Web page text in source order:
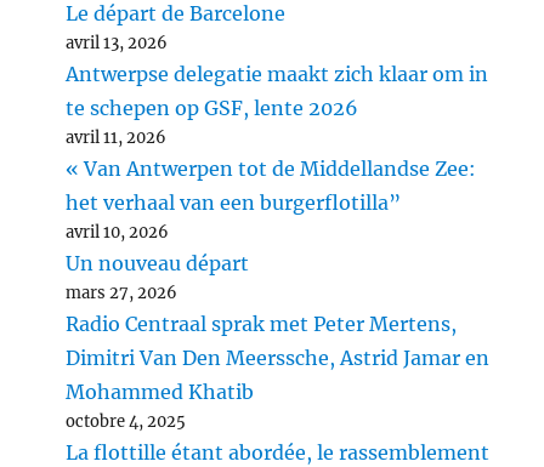
Le départ de Barcelone
avril 13, 2026
Antwerpse delegatie maakt zich klaar om in
te schepen op GSF, lente 2026
avril 11, 2026
« Van Antwerpen tot de Middellandse Zee:
het verhaal van een burgerflotilla”
avril 10, 2026
Un nouveau départ
mars 27, 2026
Radio Centraal sprak met Peter Mertens,
Dimitri Van Den Meerssche, Astrid Jamar en
Mohammed Khatib
octobre 4, 2025
La flottille étant abordée, le rassemblement